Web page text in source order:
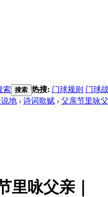
索 搜索 热搜: 门球规则 门球
地 › 诗词歌赋 › 父亲节里咏父
里咏父亲｜